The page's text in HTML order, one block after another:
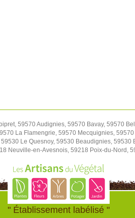
59570 Audignies, 59570 Bavay, 59570
La Flamengrie, 59570 Mecquignies,
Le Quesnoy, 59530 Beaudignies,
Neuville-en-Avesnois, 59218 Poix-du-Nord,
" Établissement labélisé "